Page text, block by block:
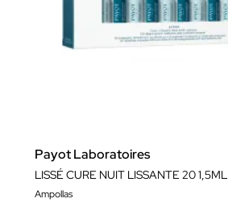
Payot Laboratoires
LISSÉ CURE NUIT LISSANTE 20 1,5ML
Ampollas